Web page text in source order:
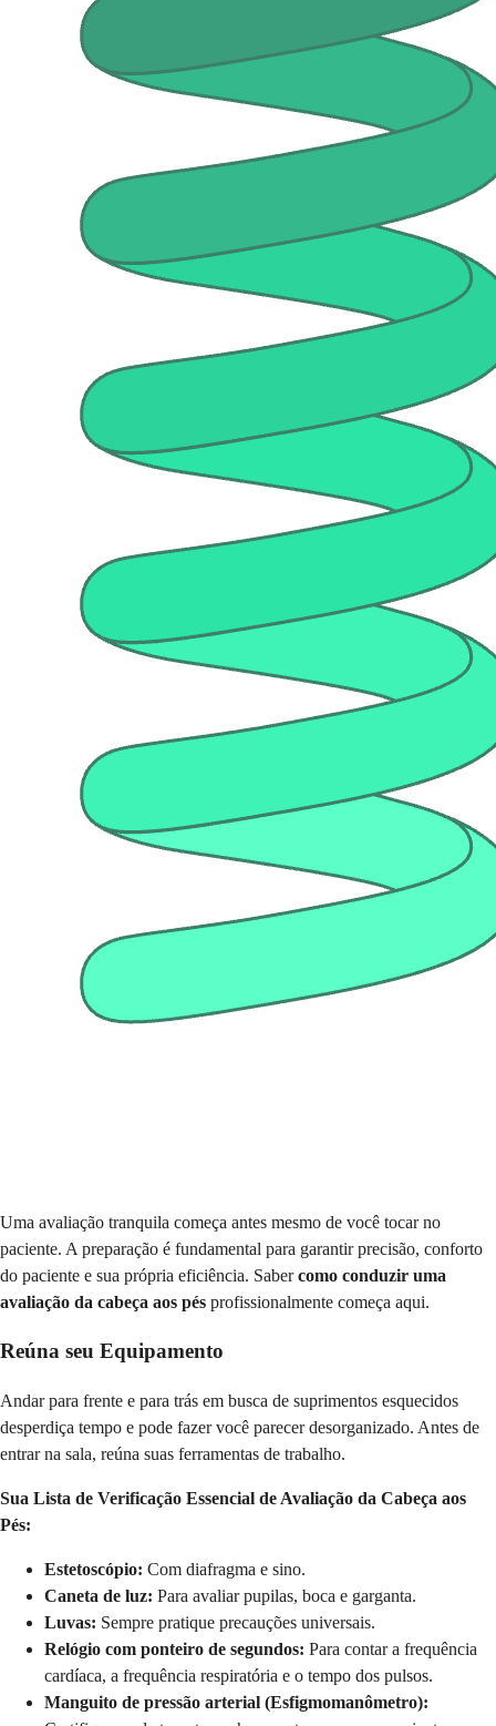
Uma avaliação tranquila começa antes mesmo de você tocar no
paciente. A preparação é fundamental para garantir precisão, conforto
do paciente e sua própria eficiência. Sabercomo conduzir uma
avaliação da cabeça aos pés profissionalmente começa aqui.
Reúna seu Equipamento
Andar para frente e para trás em busca de suprimentos esquecidos
desperdiça tempo e pode fazer você parecer desorganizado. Antes de
entrar na sala, reúna suas ferramentas de trabalho.
Sua Lista de Verificação Essencial de Avaliação da Cabeça aos
Pés:
Estetoscópio: Com diafragma e sino.
Caneta de luz: Para avaliar pupilas, boca e garganta.
Luvas: Sempre pratique precauções universais.
Relógio com ponteiro de segundos: Para contar a frequência
cardíaca, a frequência respiratória e o tempo dos pulsos.
Manguito de pressão arterial (Esfigmomanômetro):